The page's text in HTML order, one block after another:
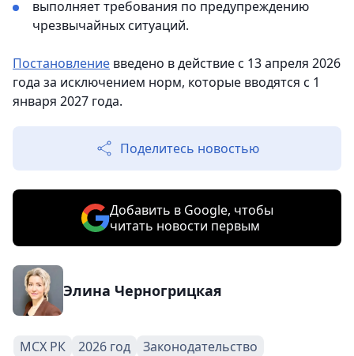
выполняет требования по предупреждению
чрезвычайных ситуаций.
Постановление введено в действие с 13 апреля 2026
года за исключением норм, которые вводятся с 1
января 2027 года.
Поделитесь новостью
Добавить в Google, чтобы
читать новости первым
Элина Черногрицкая
МСХ РК 2026 год
Законодательство